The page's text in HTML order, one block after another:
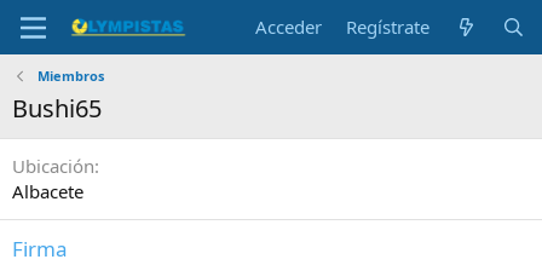
Acceder Regístrate
Miembros
Bushi65
Ubicación
Albacete
Firma